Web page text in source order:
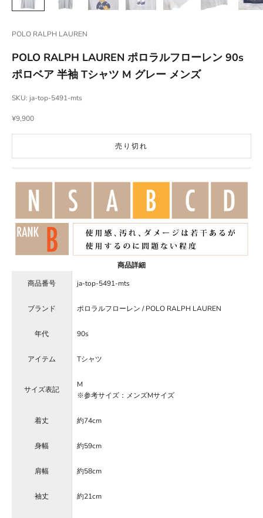
POLO RALPH LAUREN
POLO RALPH LAUREN ポロラルフローレン 90s
ポロベア 半袖 Tシャツ M グレー メンズ
SKU: ja-top-5491-mts
セール価格
¥9,900
売り切れ
商品詳細
商品番号
ja-top-5491-mts
ブランド ポロラルフローレン / POLO RALPH LAUREN
年代 90s
アイテム Tシャツ
サイズ表記
M
※参考サイズ：メンズMサイズ
着丈 約74cm
身幅 約59cm
肩幅 約58cm
袖丈 約21cm